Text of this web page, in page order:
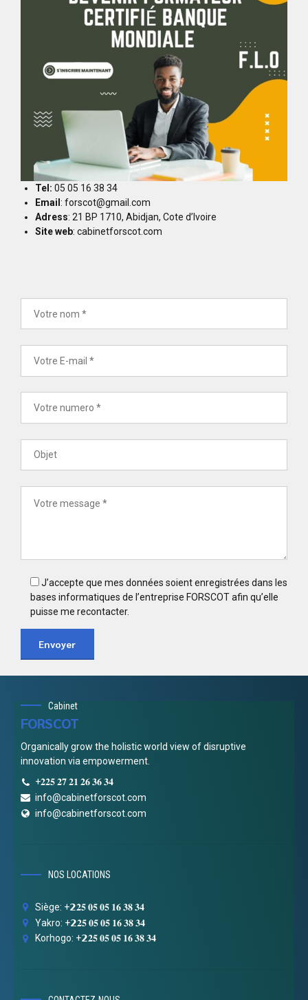
Tel: 05 05 16 38 34
Email : forscot@gmail.com
Adress: 21 BP 1710, Abidjan, Cote d’Ivoire
Site web: cabinetforscot.com
J’accepte que mes données soient enregistrées dans les
bases informatiques de l’entreprise FORSCOT afin qu’elle
puisse me recontacter.
Cabinet
FORSCOT
Organically grow the holistic world view of disruptive
innovation via empowerment.
+𝟐𝟐𝟓 𝟐𝟕 𝟐𝟏 𝟐𝟔 𝟑𝟔 𝟑𝟒
info@cabinetforscot.com
info@cabinetforscot.com
NOS LOCATIONS
Siège: +𝟮𝟐𝟓 𝟎𝟓 𝟎𝟓 𝟏𝟔 𝟑𝟖 𝟑𝟒
Yakro: +𝟮𝟐𝟓 𝟎𝟓 𝟎𝟓 𝟏𝟔 𝟑𝟖 𝟑𝟒
Korhogo: +𝟮𝟐𝟓 𝟎𝟓 𝟎𝟓 𝟏𝟔 𝟑𝟖 𝟑𝟒